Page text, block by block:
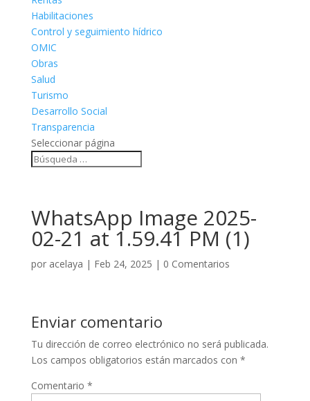
Habilitaciones
Control y seguimiento hídrico
OMIC
Obras
Salud
Turismo
Desarrollo Social
Transparencia
Seleccionar página
WhatsApp Image 2025-
02-21 at 1.59.41 PM (1)
por acelaya | Feb 24, 2025 | 0 Comentarios
Enviar comentario
Tu dirección de correo electrónico no será publicada.
Los campos obligatorios están marcados con *
Comentario *